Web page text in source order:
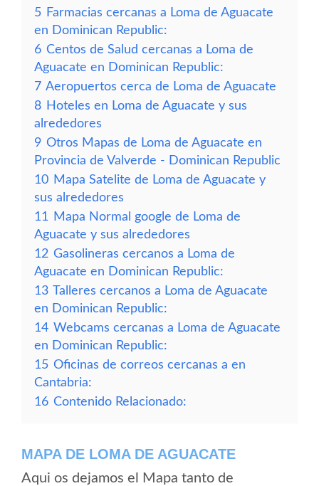
5 Farmacias cercanas a Loma de Aguacate
en Dominican Republic:
6 Centos de Salud cercanas a Loma de
Aguacate en Dominican Republic:
7 Aeropuertos cerca de Loma de Aguacate
8 Hoteles en Loma de Aguacate y sus
alrededores
9 Otros Mapas de Loma de Aguacate en
Provincia de Valverde - Dominican Republic
10 Mapa Satelite de Loma de Aguacate y
sus alrededores
11
Mapa Normal google de Loma de
Aguacate y sus alrededores
12 Gasolineras cercanos a Loma de
Aguacate en Dominican Republic:
13 Talleres cercanos a Loma de Aguacate
en Dominican Republic:
14 Webcams cercanas a Loma de Aguacate
en Dominican Republic:
15 Oficinas de correos cercanas a en
Cantabria:
16 Contenido Relacionado:
MAPA DE LOMA DE AGUACATE
Aqui os dejamos el Mapa tanto de